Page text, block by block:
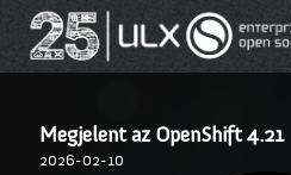
Megjelent az OpenShift 4.21
2026-02-10